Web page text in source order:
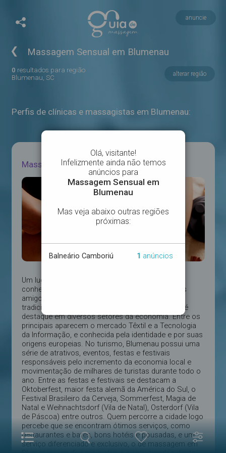
anuncie
❮ Massagem Sensual em Blumenau
0 resultados para região
Blumenau, SC
alterar região
Perfis de clínicas e massagistas em Blumenau:
Massagem em Blumenau
Um lugar do Brasil que você não pode deixar de
conhecer, seja a trabalho, ou a passeio com seus
amigos, esse local chama-se Blumenau, uma
tradicional e festiva cidade catarinense, a cidade é
destaque em diversos setores da economia. Entre os
principais aparecem o mercado Têxtil e a Tecnologia
da Informação, e conhecida pela identidade e por suas
origens europeias. No turismo, Blumenau possui uma
série de atrativos, eventos, festas e festivais
responsáveis pelo incremento da economia local e
movimentação de milhares de turistas durante todo o
ano. Entre as festas e festivais se destacam a
Oktoberfest, maior festa alemã da América do Sul, o
Festival Brasileiro da Cerveja, Sommerfest, Magia de
Natal e Weihnachtsdorf (Vila de Natal), Osterdorf (Vila
de Páscoa) entre outros. Quem percorre a cidade logo
percebe que se encontram ótimos serviços, como
restaurantes e bares, bons hotéis e pousadas, e um
serviço diferenciado e exclusivo, o de massagem em